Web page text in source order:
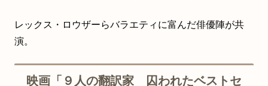
レックス・ロウザーらバラエティに富んだ俳優陣が共
演。
映画「９人の翻訳家 囚われたベストセ